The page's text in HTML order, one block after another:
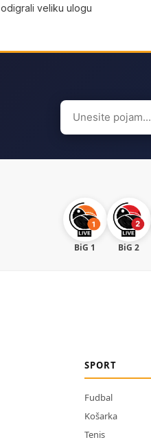
odigrali veliku ulogu
Search
for:
BiG 1 BiG 2
SPORT
Fudbal
Košarka
Tenis